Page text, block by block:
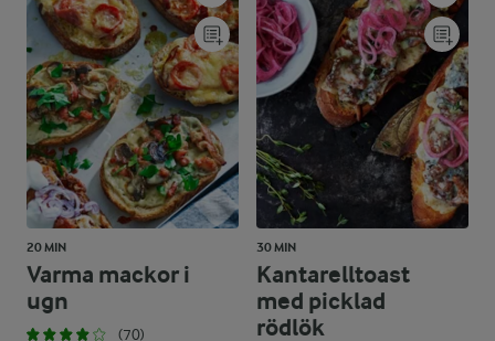
20 MIN
Varma mackor i
ugn
(70)
30 MIN
Kantarelltoast
med picklad
rödlök